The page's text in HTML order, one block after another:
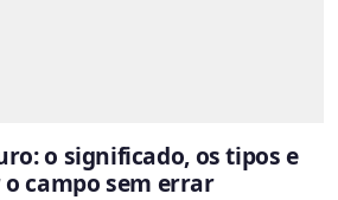
o significado, os tipos e
campo sem errar